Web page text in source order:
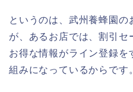
というのは、武州養蜂園の
が、あるお店では、割引セ
お得な情報がライン登録を
組みになっているからです。